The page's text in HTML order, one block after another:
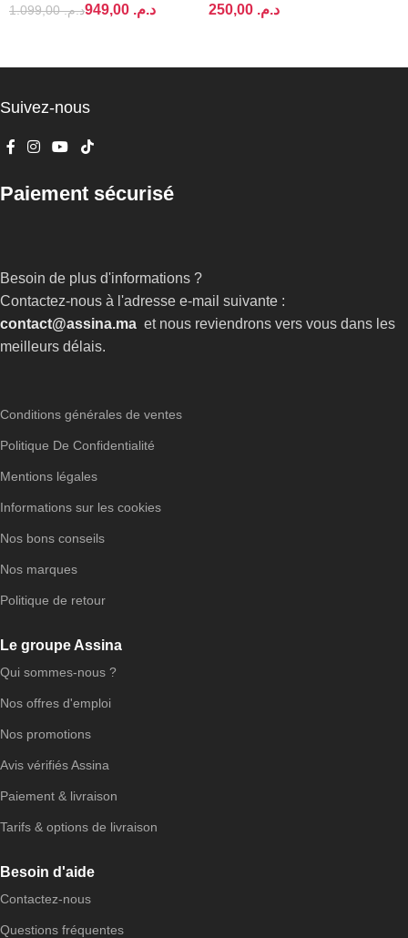
د.م.1.099,00 د.م.
د.م.
Besoin d'aide
Contactez-nous
Questions fréquentes
Le groupe Assina
Qui sommes-nous ?
Nos offres d'emploi
Nos promotions
Avis vérifiés Assina
Paiement & livraison
Tarifs & options de livraison
Conditions générales de ventes
Politique De Confidentialité
Mentions légales
Informations sur les cookies
Nos bons conseils
Nos marques
Politique de retour
Suivez-nous
Paiement sécurisé
Besoin de plus d'informations ?
Contactez-nous à l'adresse e-mail suivante :
contact@assina.ma et nous reviendrons vers vous dans les
meilleurs délais.